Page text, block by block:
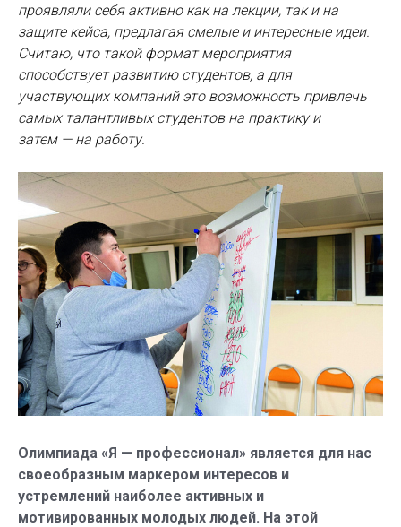
проявляли себя активно как на лекции, так и на
защите кейса, предлагая смелые и интересные идеи.
Считаю, что такой формат мероприятия
способствует развитию студентов, а для
участвующих компаний это возможность привлечь
самых талантливых студентов на практику и
затем — на работу.
Олимпиада «Я — профессионал» является для нас
своеобразным маркером интересов и
устремлений наиболее активных и
мотивированных молодых людей. На этой